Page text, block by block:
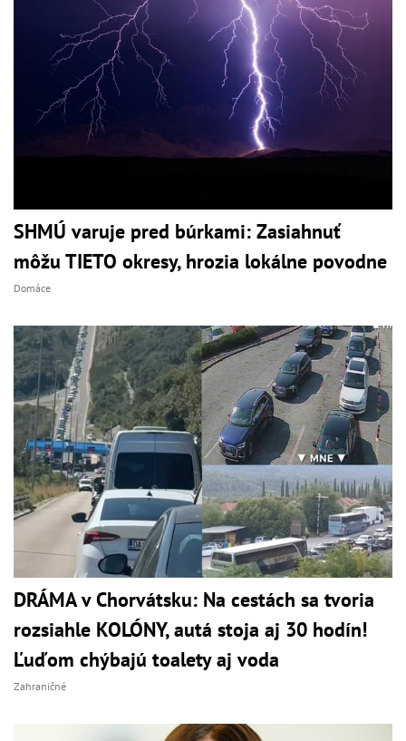
SHMÚ varuje pred búrkami: Zasiahnuť
môžu TIETO okresy, hrozia lokálne povodne
Domáce
DRÁMA v Chorvátsku: Na cestách sa tvoria
rozsiahle KOLÓNY, autá stoja aj 30 hodín!
Ľuďom chýbajú toalety aj voda
Zahraničné